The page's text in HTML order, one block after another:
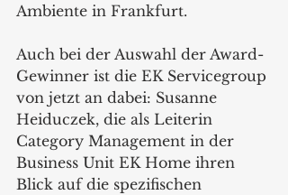
Ambiente in Frankfurt.
Auch bei der Auswahl der Award-
Gewinner ist die EK Servicegroup
von jetzt an dabei: Susanne
Heiduczek, die als Leiterin
Category Management in der
Business Unit EK Home ihren
Blick auf die spezifischen